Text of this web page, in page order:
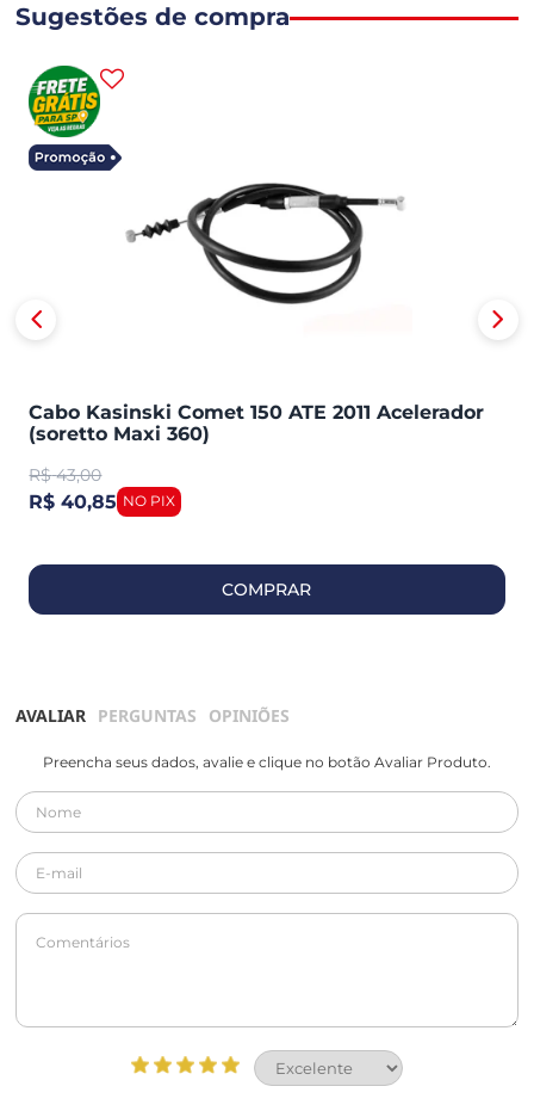
Sugestões de compra
Cabo Kasinski Comet 150 ATE 2011 Acelerador
(soretto Maxi 360)
R$ 43,00
R$ 40,85
COMPRAR
AVALIAR PERGUNTAS OPINIÕES
Preencha seus dados, avalie e clique no botão Avaliar Produto.